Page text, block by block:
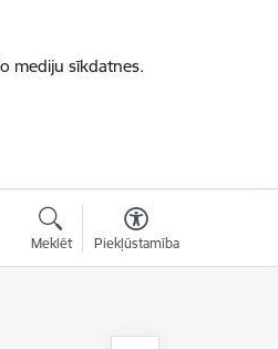
mediju sīkdatnes.
Meklēt Piekļūstamība